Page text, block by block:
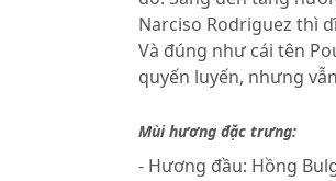
Narciso Rodriguez thì
Và đúng như cái tên
quyến luyến, nhưng
Mùi hương đặc trưng:
- Hương đầu: Hồng